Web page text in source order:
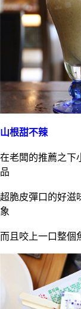
山根甜不辣
在老闆的推薦之下
品
超脆皮彈口的好滋
象
而且咬上一口整個